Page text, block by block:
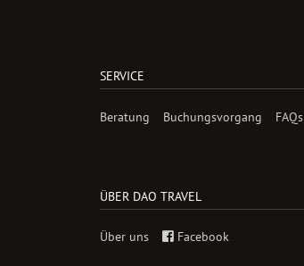
SERVICE
Beratung Buchungsvorgang FAQs
ÜBER DAO TRAVEL
Über uns Facebook